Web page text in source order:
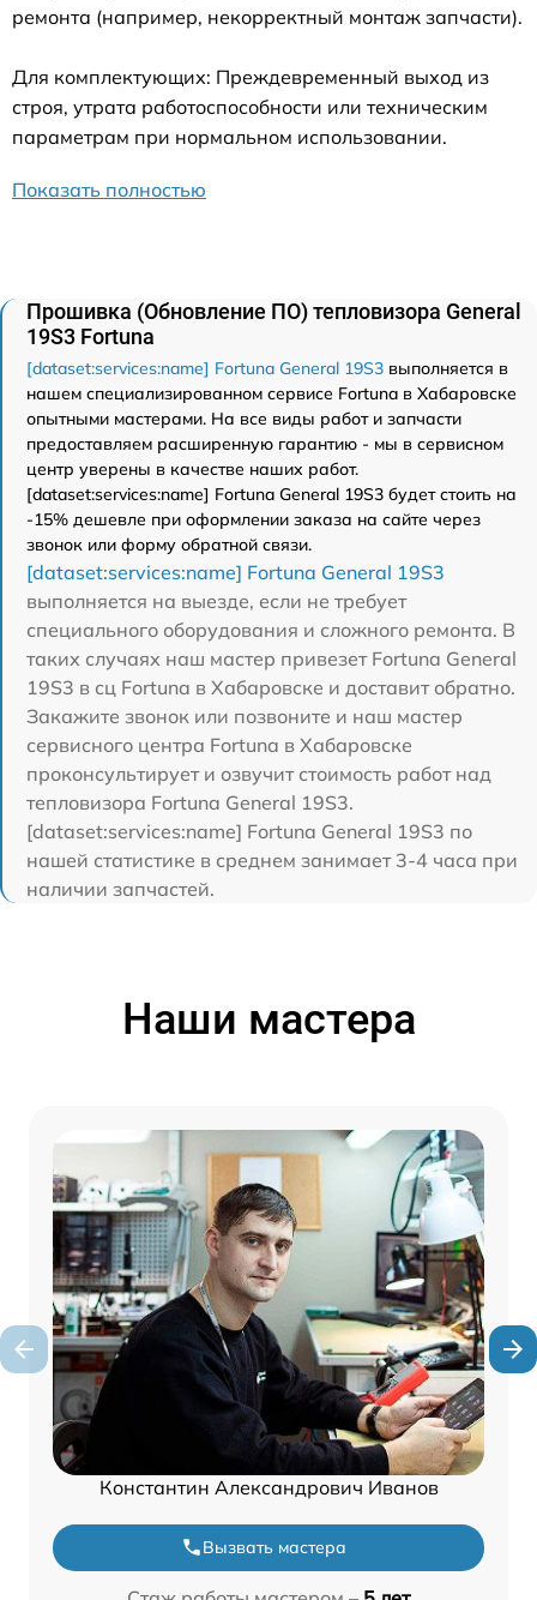
ремонта (например, некорректный монтаж запчасти).
Для комплектующих: Преждевременный выход из
строя, утрата работоспособности или техническим
параметрам при нормальном использовании.
Показать полностью
Прошивка (Обновление ПО) тепловизора General
19S3 Fortuna
[dataset:services:name] Fortuna General 19S3 выполняется в
нашем специализированном сервисе Fortuna в Хабаровске
опытными мастерами. На все виды работ и запчасти
предоставляем расширенную гарантию - мы в сервисном
центр уверены в качестве наших работ.
[dataset:services:name] Fortuna General 19S3 будет стоить на
-15% дешевле при оформлении заказа на сайте через
звонок или форму обратной связи.
[dataset:services:name] Fortuna General 19S3
выполняется на выезде, если не требует
специального оборудования и сложного ремонта. В
таких случаях наш мастер привезет Fortuna General
19S3 в сц Fortuna в Хабаровске и доставит обратно.
Закажите звонок или позвоните и наш мастер
сервисного центра Fortuna в Хабаровске
проконсультирует и озвучит стоимость работ над
тепловизора Fortuna General 19S3.
[dataset:services:name] Fortuna General 19S3 по
нашей статистике в среднем занимает 3-4 часа при
наличии запчастей.
Наши мастера
Константин Александрович Иванов
Вызвать мастера